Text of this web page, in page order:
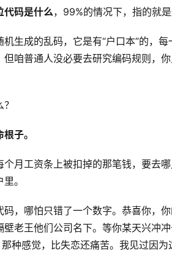
代码是什么，99%的情况下，指的就
生成的乱码，它是有“户口本”的，
咱普通人没必要去研究编码规则，
子。
月工资条上被扣掉的那笔钱，要去
。
，哪怕只错了一个数字。恭喜你，
老王他们公司名下。等你某天兴冲
那种感觉，比失恋还痛苦。我见过因